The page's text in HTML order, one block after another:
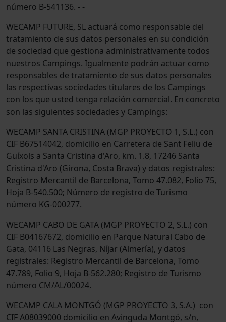
número B-541136. - -
WECAMP FUTURE, SL actuará como responsable del
tratamiento de sus datos personales en su condición
de sociedad que gestiona administrativamente todos
nuestros Campings. Igualmente podrán actuar como
responsables de tratamiento de sus datos personales
las respectivas sociedades titulares de los Campings
con los que usted tenga relación comercial. En concreto
son las siguientes sociedades y Campings:
WECAMP SANTA CRISTINA (MGP PROYECTO 1, S.L.) con
CIF B67514042, domicilio en Carretera de Sant Feliu de
Guíxols a Santa Cristina d'Aro, km. 1.8, 17246 Santa
Cristina d'Aro (Girona, Costa Brava) y datos registrales:
Registro Mercantil de Barcelona, Tomo 47.082, Folio 75,
Hoja B-540.500; Número de registro de Turismo
número KG-000277.
WECAMP CABO DE GATA (MGP PROYECTO 2, S.L.) con
CIF B04167672, domicilio en Parque Natural Cabo de
Gata, 04116 Las Negras, Níjar (Almería), y datos
registrales: Registro Mercantil de Barcelona, Tomo
47.789, Folio 9, Hoja B-562.280; Registro de Turismo
número CM/AL/00024.
WECAMP CALA MONTGÓ (MGP PROYECTO 3, S.A.) con
CIF A08039000 domicilio en Avinguda Montgó, s/n,